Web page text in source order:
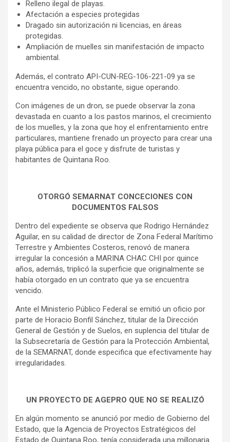
Relleno ilegal de playas.
Afectación a especies protegidas
Dragado sin autorización ni licencias, en áreas
protegidas.
Ampliación de muelles sin manifestación de impacto
ambiental.
Además, el contrato API-CUN-REG-106-221-09 ya se
encuentra vencido, no obstante, sigue operando.
Con imágenes de un dron, se puede observar la zona
devastada en cuanto a los pastos marinos, el crecimiento
de los muelles, y la zona que hoy el enfrentamiento entre
particulares, mantiene frenado un proyecto para crear una
playa pública para el goce y disfrute de turistas y
habitantes de Quintana Roo.
OTORGÓ SEMARNAT CONCECIONES CON
DOCUMENTOS FALSOS
Dentro del expediente se observa que Rodrigo Hernández
Aguilar, en su calidad de director de Zona Federal Marítimo
Terrestre y Ambientes Costeros, renovó de manera
irregular la concesión a MARINA CHAC CHI por quince
años, además, triplicó la superficie que originalmente se
había otorgado en un contrato que ya se encuentra
vencido.
Ante el Ministerio Público Federal se emitió un oficio por
parte de Horacio Bonfil Sánchez, titular de la Dirección
General de Gestión y de Suelos, en suplencia del titular de
la Subsecretaría de Gestión para la Protección Ambiental,
de la SEMARNAT, donde especifica que efectivamente hay
irregularidades.
UN PROYECTO DE AGEPRO QUE NO SE REALIZÓ
En algún momento se anunció por medio de Gobierno del
Estado, que la Agencia de Proyectos Estratégicos del